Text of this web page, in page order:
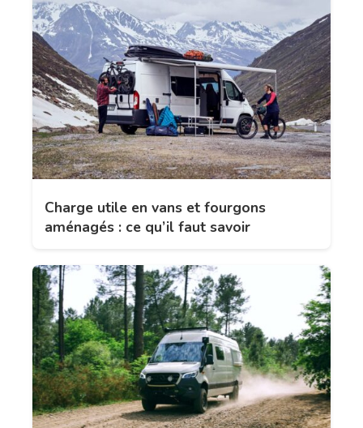
Charge utile en vans et fourgons
aménagés : ce qu’il faut savoir